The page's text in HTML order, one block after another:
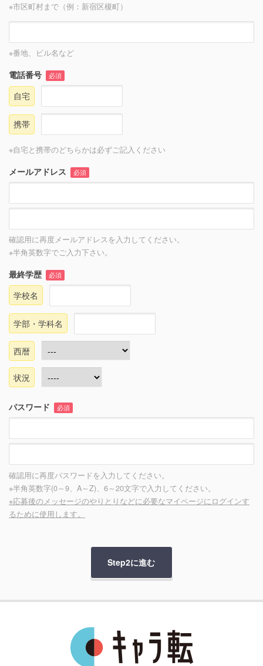
※市区町村まで（例：新宿区榎町）
※番地、ビル名など
電話番号 必須
自宅
携帯
※自宅と携帯のどちらかは必ずご記入ください
メールアドレス 必須
確認用に再度メールアドレスを入力してください。
※半角英数字でご入力下さい。
最終学歴 必須
学校名
学部・学科名
西暦
状況
パスワード 必須
確認用に再度パスワードを入力してください。
※半角英数字(0～9、A～Z)、6～20文字で入力してください。
※応募後のメッセージのやりとりなどに必要なマイページにログインす
るために使用します。